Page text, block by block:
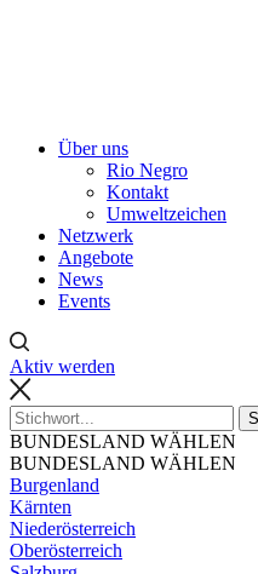
Über uns
Rio Negro
Kontakt
Umweltzeichen
Netzwerk
Angebote
News
Events
Aktiv werden
BUNDESLAND WÄHLEN
BUNDESLAND WÄHLEN
Burgenland
Kärnten
Niederösterreich
Oberösterreich